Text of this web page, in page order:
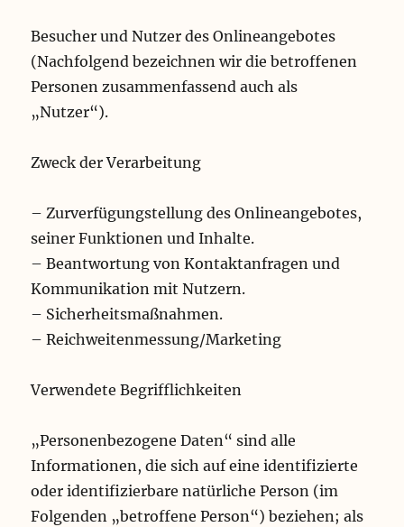
Besucher und Nutzer des Onlineangebotes
(Nachfolgend bezeichnen wir die betroffenen
Personen zusammenfassend auch als
„Nutzer“).
Zweck der Verarbeitung
– Zurverfügungstellung des Onlineangebotes,
seiner Funktionen und Inhalte.
– Beantwortung von Kontaktanfragen und
Kommunikation mit Nutzern.
– Sicherheitsmaßnahmen.
– Reichweitenmessung/Marketing
Verwendete Begrifflichkeiten
„Personenbezogene Daten“ sind alle
Informationen, die sich auf eine identifizierte
oder identifizierbare natürliche Person (im
Folgenden „betroffene Person“) beziehen; als